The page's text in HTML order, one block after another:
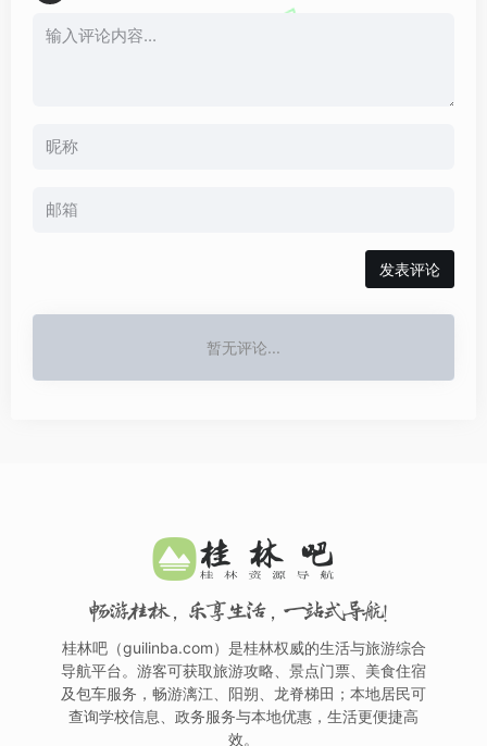
发表评论
暂无评论...
畅游桂林，乐享生活，一站式导航！
桂林吧（guilinba.com）是桂林权威的生活与旅游综合
导航平台。游客可获取旅游攻略、景点门票、美食住宿
及包车服务，畅游漓江、阳朔、龙脊梯田；本地居民可
查询学校信息、政务服务与本地优惠，生活更便捷高
效。